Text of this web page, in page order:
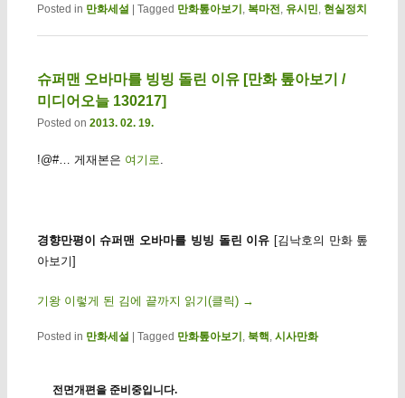
Posted in 만화세설 Tagged 만화톺아보기 , 복마전, 유시민, 현실정치
슈퍼맨 오바마를 빙빙 돌린 이유 [만화 톺아보기 /
미디어오늘 130217]
Posted on 2013. 02. 19.
!@#… 게재본은 여기로.
경향만평이 슈퍼맨 오바마를 빙빙 돌린 이유 [김낙호의 만화 톺
아보기]
기왕 이렇게 된 김에 끝까지 읽기(클릭) →
Posted in 만화세설 | Tagged 만화톺아보기, 북핵, 시사만화
전면개편을 준비중입니다.